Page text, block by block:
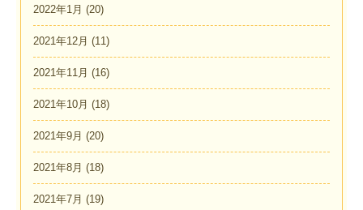
2022年1月 (20)
2021年12月 (11)
2021年11月 (16)
2021年10月 (18)
2021年9月 (20)
2021年8月 (18)
2021年7月 (19)